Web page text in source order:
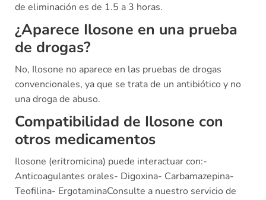
de eliminación es de 1.5 a 3 horas.
¿Aparece Ilosone en una prueba
de drogas?
No, Ilosone no aparece en las pruebas de drogas
convencionales, ya que se trata de un antibiótico y no
una droga de abuso.
Compatibilidad de Ilosone con
otros medicamentos
Ilosone (eritromicina) puede interactuar con:-
Anticoagulantes orales- Digoxina- Carbamazepina-
Teofilina- ErgotaminaConsulte a nuestro servicio de